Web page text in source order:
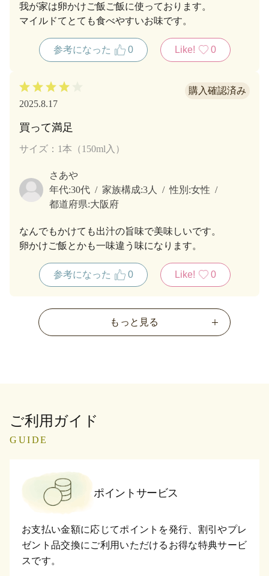
我が家は卵かけご飯ご飯に使っております。
マイルドてとても食べやすいお味です。
参考になった 0 Like! 0
2025.8.17
買って満足
サイズ：1本（150ml入）
さあや
年代:30代 家族構成:3人 性別:女性
都道府県:大阪府
なんでもかけても出汁の旨味で美味しいです。
卵かけご飯とかも一味違う味になります。
参考になった 0 Like! 0
もっと見る
ご利用ガイド
GUIDE
ポイントサービス
お支払い金額に応じてポイントを発行、割引やプレ
ゼント品交換にご利用いただけるお得な特典サービ
スです。